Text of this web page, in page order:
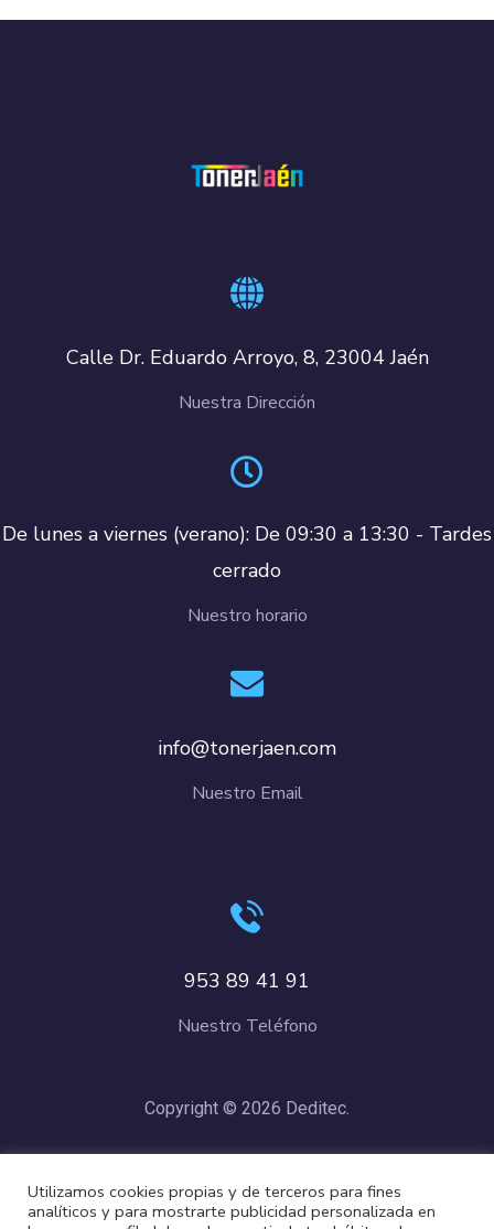
Calle Dr. Eduardo Arroyo, 8, 23004 Jaén
Nuestra Dirección
De lunes a viernes (verano): De 09:30 a 13:30 - Tardes
cerrado
Nuestro horario
info@tonerjaen.com
Nuestro Email
953 89 41 91
Nuestro Teléfono
Copyright © 2026 Deditec.
Cookies
Utilizamos cookies propias y de terceros para fines
analíticos y para mostrarte publicidad personalizada en